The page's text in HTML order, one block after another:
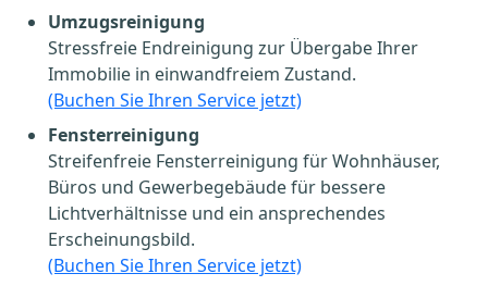
Umzugsreinigung
Stressfreie Endreinigung zur Übergabe Ihrer
Immobilie in einwandfreiem Zustand.
(Buchen Sie Ihren Service jetzt)
Fensterreinigung
Streifenfreie Fensterreinigung für Wohnhäuser,
Büros und Gewerbegebäude für bessere
Lichtverhältnisse und ein ansprechendes
Erscheinungsbild.
(Buchen Sie Ihren Service jetzt)